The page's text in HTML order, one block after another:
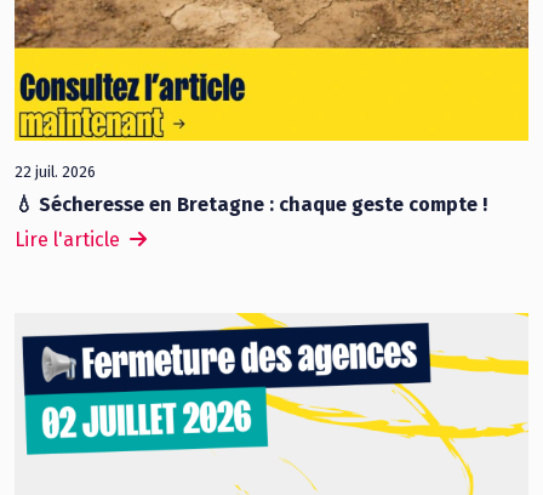
22 juil. 2026
💧 Sécheresse en Bretagne : chaque geste compte !
Lire l'article